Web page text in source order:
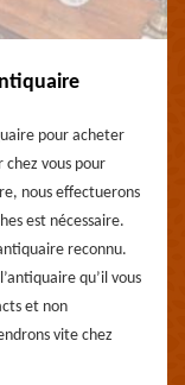
pour acheter
chez vous pour
nous effectuerons
est nécessaire.
reconnu.
qu’il vous
et non
vite chez